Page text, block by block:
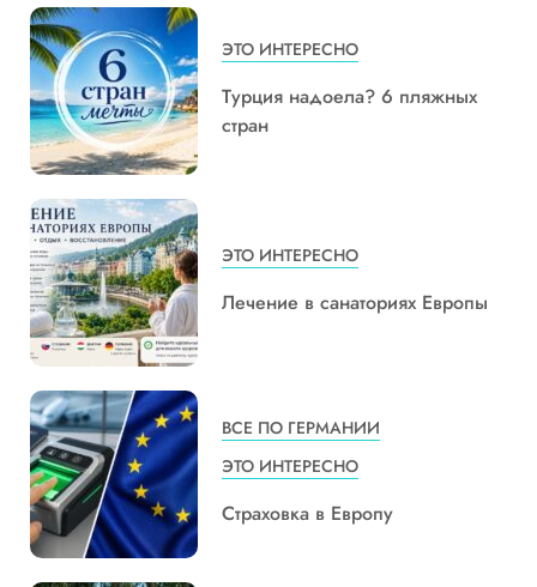
ЭТО ИНТЕРЕСНО
Турция надоела? 6 пляжных
стран
ЭТО ИНТЕРЕСНО
Лечение в санаториях Европы
ВСЕ ПО ГЕРМАНИИ
ЭТО ИНТЕРЕСНО
Страховка в Европу